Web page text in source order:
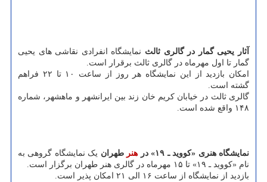
آثار یحیی گمار در گالری ثالث نمایشگاه انفرادی نقاشی های یحیی
گمار تا اول مهرماه در گالری ثالث برقرار است.
امکان بازدید از این نمایشگاه هر روز از ساعت ۱۰ تا ۲۲ فراهم
گشته است.
گالری ثالث در خیابان کریم خان زند بین ایرانشهر و ماهشهر، شماره
۱۴۸ واقع شده است.
نمایشگاه هنری «کووید ـ ۱۹» در هنر طهران یک نمایشگاه گروهی به
نام «کووید ـ ۱۹» تا ۱۵ مهرماه در گالری هنر طهران برگزار است.
بازدید از نمایشگاه از ساعت ۱۶ الی ۲۱ امکان پذیر است.